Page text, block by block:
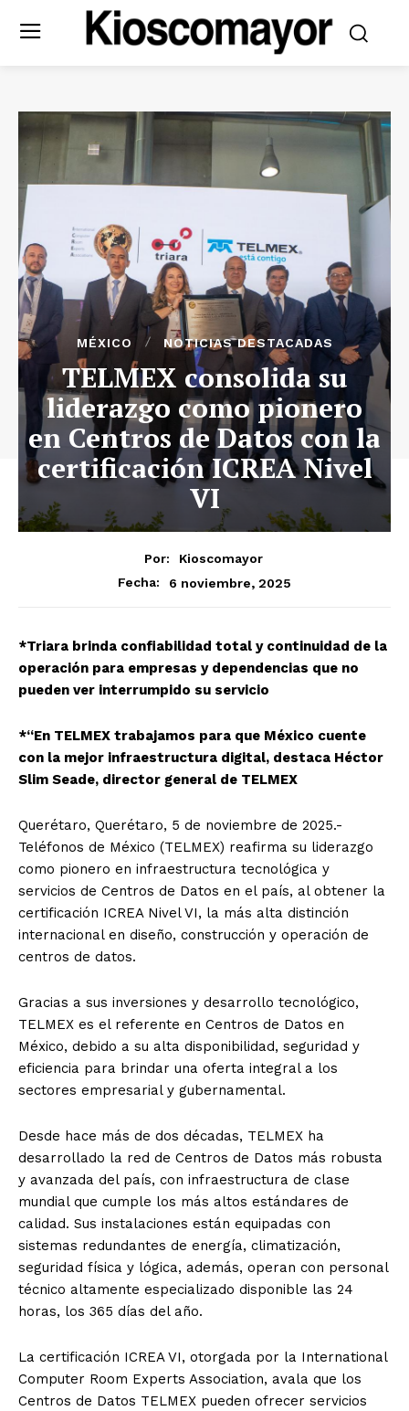
MÉXICO NOTICIAS DESTACADAS
TELMEX consolida su
liderazgo como pionero
en Centros de Datos con la
certificación ICREA Nivel
VI
Por:
Kioscomayor
Fecha:
6 noviembre, 2025
*Triara brinda confiabilidad total y continuidad de la
operación para empresas y dependencias que no
pueden ver interrumpido su servicio
*“En TELMEX trabajamos para que México cuente
con la mejor infraestructura digital, destaca Héctor
Slim Seade, director general de TELMEX
Querétaro, Querétaro, 5 de noviembre de 2025.-
Teléfonos de México (TELMEX) reafirma su liderazgo
como pionero en infraestructura tecnológica y
servicios de Centros de Datos en el país, al obtener la
certificación ICREA Nivel VI, la más alta distinción
internacional en diseño, construcción y operación de
centros de datos.
Gracias a sus inversiones y desarrollo tecnológico,
TELMEX es el referente en Centros de Datos en
México, debido a su alta disponibilidad, seguridad y
eficiencia para brindar una oferta integral a los
sectores empresarial y gubernamental.
Desde hace más de dos décadas, TELMEX ha
desarrollado la red de Centros de Datos más robusta
y avanzada del país, con infraestructura de clase
mundial que cumple los más altos estándares de
calidad. Sus instalaciones están equipadas con
sistemas redundantes de energía, climatización,
seguridad física y lógica, además, operan con personal
técnico altamente especializado disponible las 24
horas, los 365 días del año.
La certificación ICREA VI, otorgada por la International
Computer Room Experts Association, avala que los
Centros de Datos TELMEX pueden ofrecer servicios